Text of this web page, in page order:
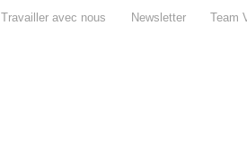
Travailler avec nous Newsletter Team